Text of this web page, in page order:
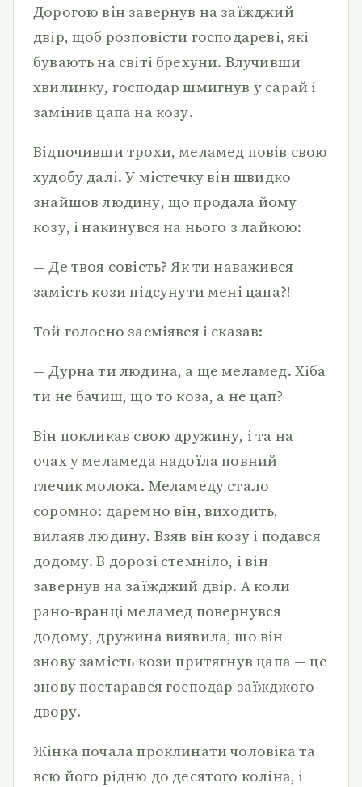
Дорогою він завернув на заїжджий
двір, щоб розповісти господареві, які
бувають на світі брехуни. Влучивши
хвилинку, господар шмигнув у сарай і
замінив цапа на козу.
Відпочивши трохи, меламед повів свою
худобу далі. У містечку він швидко
знайшов людину, що продала йому
козу, і накинувся на нього з лайкою:
— Де твоя совість? Як ти наважився
замість кози підсунути мені цапа?!
Той голосно засміявся і сказав:
— Дурна ти людина, а ще меламед. Хіба
ти не бачиш, що то коза, а не цап?
Він покликав свою дружину, і та на
очах у меламеда надоїла повний
глечик молока. Меламеду стало
соромно: даремно він, виходить,
вилаяв людину. Взяв він козу і подався
додому. В дорозі стемніло, і він
завернув на заїжджий двір. А коли
рано-вранці меламед повернувся
додому, дружина виявила, що він
знову замість кози притягнув цапа — це
знову постарався господар заїжджого
двору.
Жінка почала проклинати чоловіка та
всю його рідню до десятого коліна, і